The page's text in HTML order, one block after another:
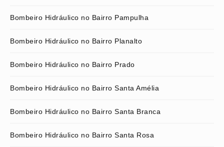
Bombeiro Hidráulico no Bairro Pampulha
Bombeiro Hidráulico no Bairro Planalto
Bombeiro Hidráulico no Bairro Prado
Bombeiro Hidráulico no Bairro Santa Amélia
Bombeiro Hidráulico no Bairro Santa Branca
Bombeiro Hidráulico no Bairro Santa Rosa